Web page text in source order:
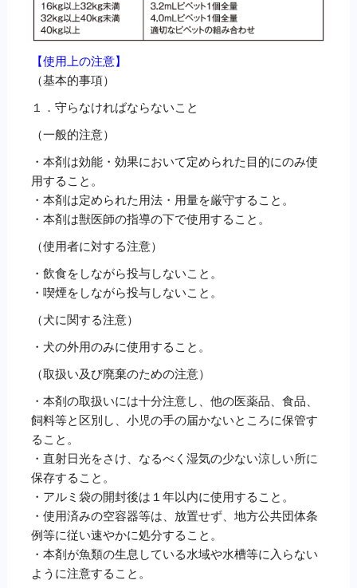
【使用上の注意】
（基本的事項）
１．守らなければならないこと
（一般的注意）
・本剤は効能・効果において定められた目的にのみ使
用すること。
・本剤は定められた用法・用量を厳守すること。
・本剤は獣医師の指導の下で使用すること。
（使用者に対する注意）
・飲食をしながら投与しないこと。
・喫煙をしながら投与しないこと。
（犬に関する注意）
・犬の外用のみに使用すること。
（取扱い及び廃棄のための注意）
・本剤の取扱いには十分注意し、他の医薬品、食品、
飼料等と区別し、小児の手の届かないところに保管す
ること。
・直射日光をさけ、なるべく湿気の少ない涼しい所に
保存すること。
・アルミ袋の開封後は１年以内に使用すること。
・使用済みの空容器等は、放置せず、地方公共団体条
例等に従い速やかに処分すること。
・本剤が魚類の生息している水域や水槽等に入らない
ように注意すること。